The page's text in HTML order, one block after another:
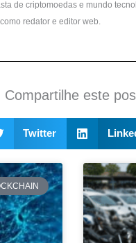
de criptomoedas e mundo
redator e editor web.
Compartilhe este
Twitter